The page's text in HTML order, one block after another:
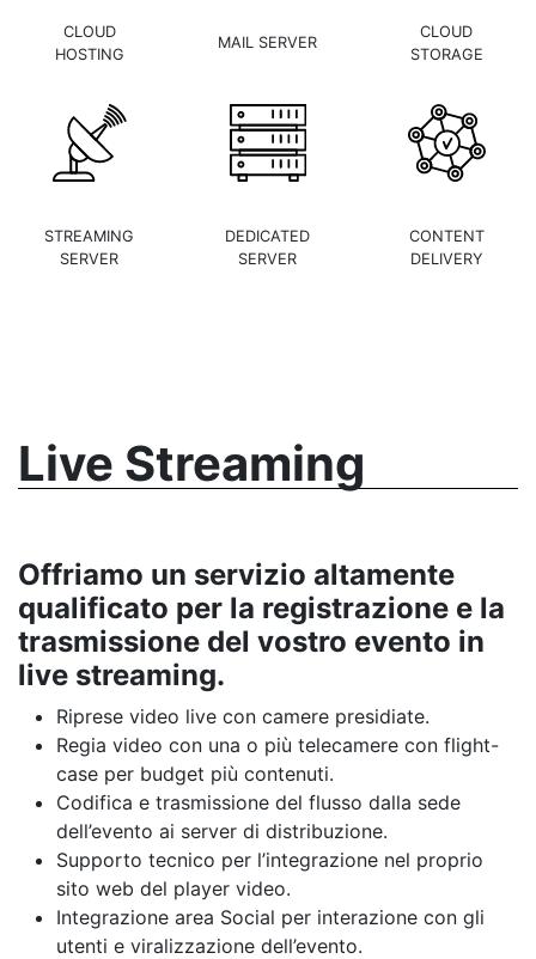
CLOUD
HOSTING
MAIL SERVER
CLOUD
STORAGE
STREAMING
SERVER
DEDICATED
SERVER
CONTENT
DELIVERY
Live Streaming
Offriamo un servizio altamente
qualificato per la registrazione e la
trasmissione del vostro evento in
live streaming.
Riprese video live con camere presidiate.
Regia video con una o più telecamere con flight-
case per budget più contenuti.
Codifica e trasmissione del flusso dalla sede
dell’evento ai server di distribuzione.
Supporto tecnico per l’integrazione nel proprio
sito web del player video.
Integrazione area Social per interazione con gli
utenti e viralizzazione dell’evento.